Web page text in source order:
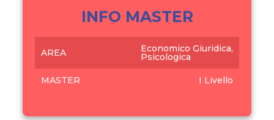
INFO MASTER
AREA Economico Giuridica,
Psicologica
MASTER I Livello